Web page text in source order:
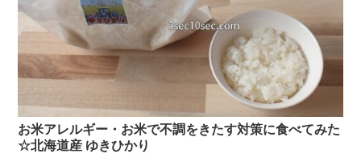
お米アレルギー・お米で不調をきたす対策に食べてみた
☆北海道産 ゆきひかり